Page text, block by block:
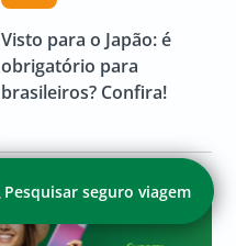
Visto para o Japão: é
obrigatório para
brasileiros? Confira!
Pesquisar seguro viagem